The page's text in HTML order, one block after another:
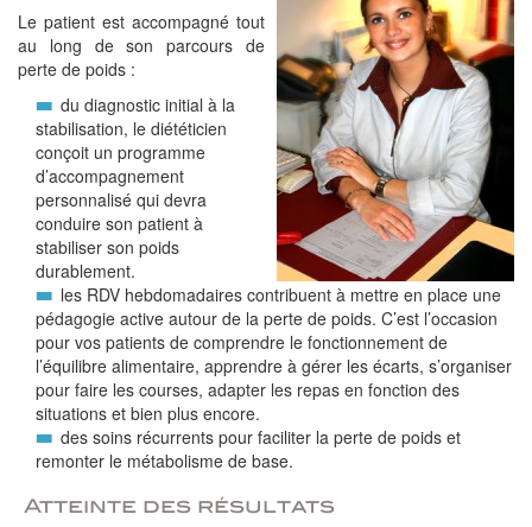
Le patient est accompagné tout
au long de son parcours de
perte de poids :
du diagnostic initial à la
stabilisation, le diététicien
conçoit un programme
d’accompagnement
personnalisé qui devra
conduire son patient à
stabiliser son poids
durablement.
les RDV hebdomadaires contribuent à mettre en place une
pédagogie active autour de la perte de poids. C’est l’occasion
pour vos patients de comprendre le fonctionnement de
l’équilibre alimentaire, apprendre à gérer les écarts, s’organiser
pour faire les courses, adapter les repas en fonction des
situations et bien plus encore.
des soins récurrents pour faciliter la perte de poids et
remonter le métabolisme de base.
Atteinte des résultats